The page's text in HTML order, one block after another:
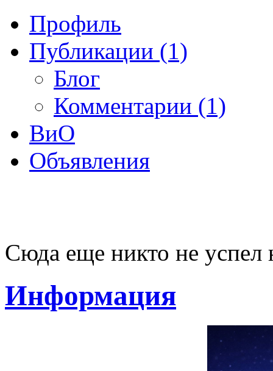
Профиль
Публикации (1)
Блог
Комментарии (1)
ВиО
Объявления
Сюда еще никто не успел
Информация